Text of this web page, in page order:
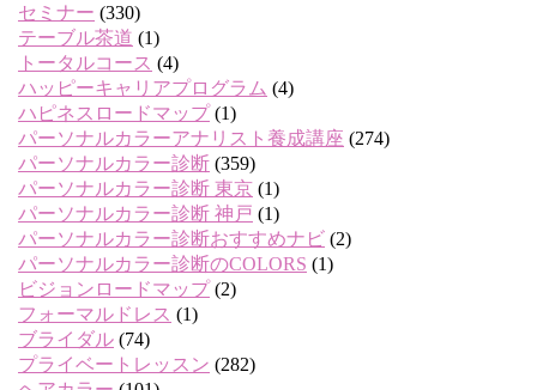
セミナー (330)
テーブル茶道 (1)
トータルコース (4)
ハッピーキャリアプログラム (4)
ハピネスロードマップ(1)
パーソナルカラーアナリスト養成講座 (274)
パーソナルカラー診断 (359)
パーソナルカラー診断 東京 (1)
パーソナルカラー診断 神戸 (1)
パーソナルカラー診断おすすめナビ (2)
パーソナルカラー診断のCOLORS (1)
ビジョンロードマップ(2)
フォーマルドレス (1)
ブライダル (74)
プライベートレッスン (282)